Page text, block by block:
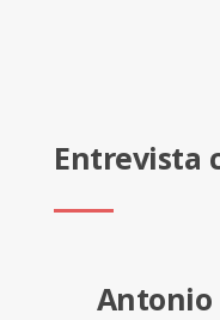
Entrevista
Antonio